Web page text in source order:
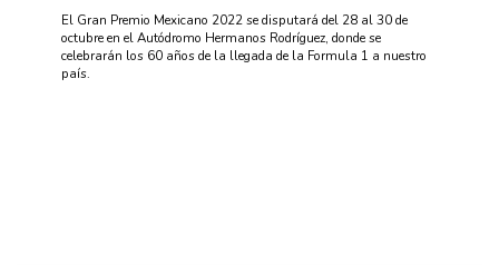
El Gran Premio Mexicano 2022 se disputará del 28 al 30 de
octubre en el Autódromo Hermanos Rodríguez, donde se
celebrarán los 60 años de la llegada de la Formula 1 a nuestro
país.